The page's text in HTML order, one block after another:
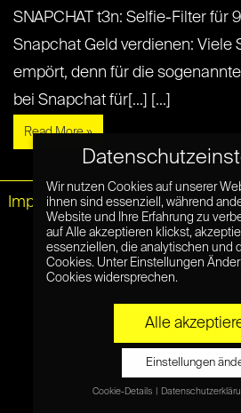
SNAPCHAT t3n: Selfie-Filter für
Snapchat Geld verdienen: Viele
empört, denn für die
bei Snapchat für[...] [...]
Read More »
Impressum|Datenschutz
Wir nutzen Cookies auf unserer
ihnen sind essenziell, während
Website und Ihre Erfahrung zu
auf Alle akzeptieren klickst,
essenziellen, die analytischen und
Cookies. Unter Einstellungen
Cookies widersprechen.
Alle
Einstellungen
Cookie-Details